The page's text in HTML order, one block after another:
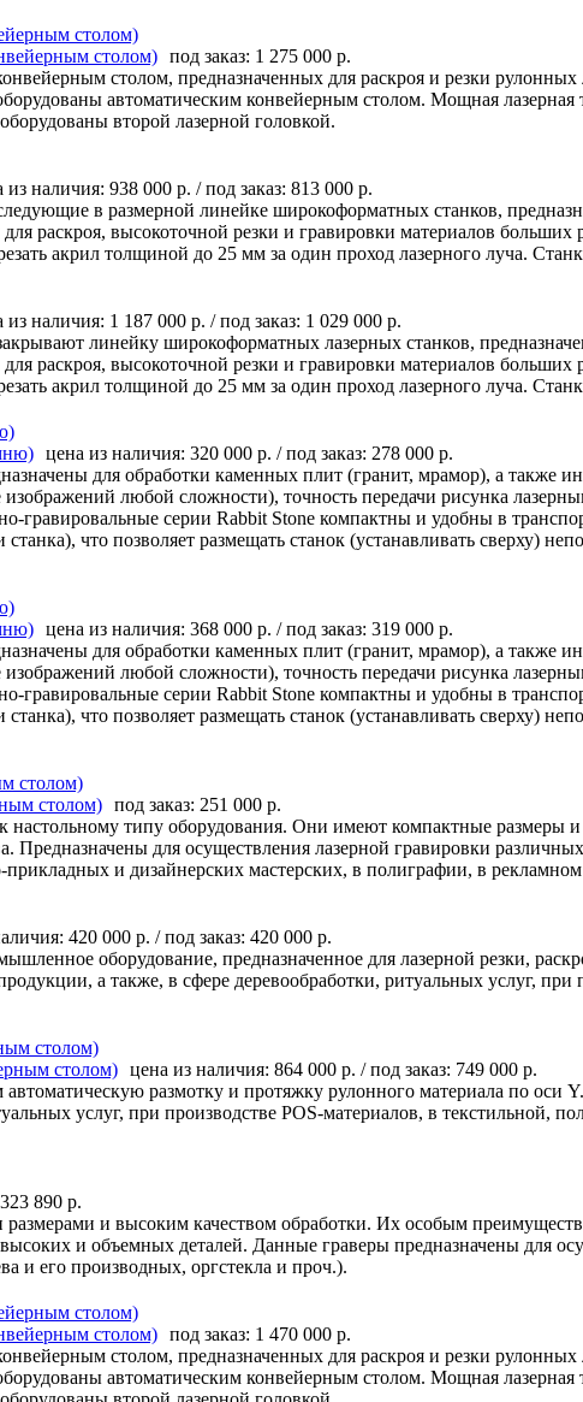
столом)
под заказ: 1 275 000 р.
столом, предназначенных для раскроя и резки
автоматическим конвейерным столом. Мощная лазерная
второй лазерной головкой.
из наличия: 938 000 р. / под заказ: 813 000 р.
в размерной линейке широкоформатных станков,
раскроя, высокоточной резки и гравировки материалов
акрил толщиной до 25 мм за один проход лазерного луча.
из наличия: 1 187 000 р. / под заказ: 1 029 000 р.
линейку широкоформатных лазерных станков,
раскроя, высокоточной резки и гравировки материалов
акрил толщиной до 25 мм за один проход лазерного луча.
цена из наличия: 320 000 р. / под заказ: 278 000 р.
для обработки каменных плит (гранит, мрамор), а также
любой сложности), точность передачи рисунка
гравировальные серии Rabbit Stone компактны и удобны в
что позволяет размещать станок (устанавливать сверху)
цена из наличия: 368 000 р. / под заказ: 319 000 р.
для обработки каменных плит (гранит, мрамор), а также
любой сложности), точность передачи рисунка
гравировальные серии Rabbit Stone компактны и удобны в
что позволяет размещать станок (устанавливать сверху)
столом)
под заказ: 251 000 р.
настольному типу оборудования. Они имеют компактные
Предназначены для осуществления лазерной гравировки
и дизайнерских мастерских, в полиграфии, в
420 000 р. / под заказ: 420 000 р.
оборудование, предназначенное для лазерной резки,
а также, в сфере деревообработки, ритуальных услуг,
столом)
цена из наличия: 864 000 р. / под заказ: 749 000 р.
размотку и протяжку рулонного материала по оси
услуг, при производстве POS-материалов, в текстильной,
323 890 р.
и высоким качеством обработки. Их особым
и объемных деталей. Данные граверы предназначены для
и его производных, оргстекла и проч.).
столом)
под заказ: 1 470 000 р.
столом, предназначенных для раскроя и резки
автоматическим конвейерным столом. Мощная лазерная